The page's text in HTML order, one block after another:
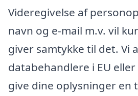
Videregivelse af
navn og e-mail m.v. vil
giver samtykke til det. Vi
databehandlere i EU
give dine oplysninger en